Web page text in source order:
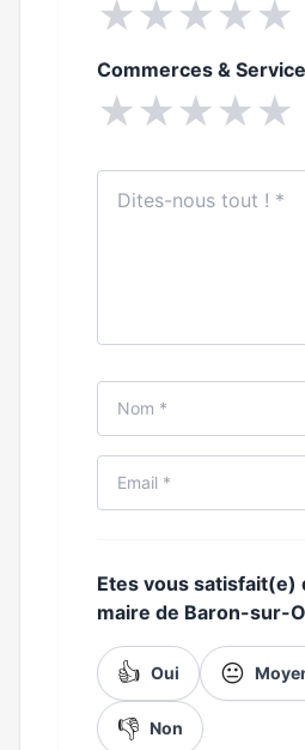
★★★★★
Commerces &
★★★★★
Etes vous satisfait(e)
maire de Baron-sur-
👍 Oui 😐
👎 Non